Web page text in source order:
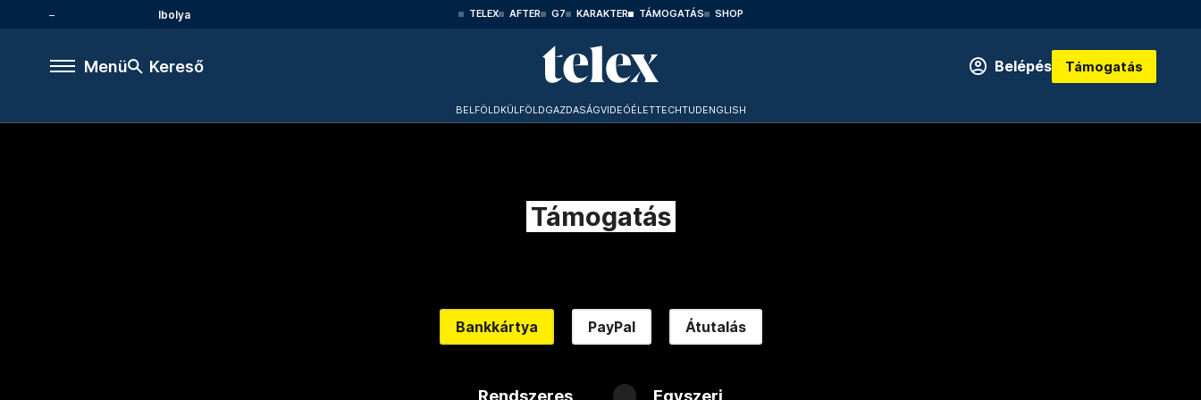
Ibolya TELEX AFTER G7 KARAKTER TÁMOGATÁS SHOP
Menü Kereső Belépés Támogatás
BELFÖLDKÜLFÖLDGAZDASÁGVIDEÓÉLETTECHTUDENGLISH
Támogatás
Bankkártya PayPal Átutalás
Rendszeres Egyszeri